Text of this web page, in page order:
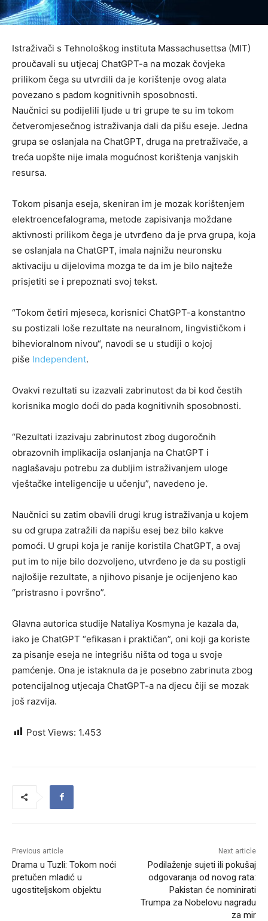
Istraživači s Tehnološkog instituta Massachusettsa (MIT)
proučavali su utjecaj ChatGPT-a na mozak čovjeka
prilikom čega su utvrdili da je korištenje ovog alata
povezano s padom kognitivnih sposobnosti.
Naučnici su podijelili ljude u tri grupe te su im tokom
četveromjesečnog istraživanja dali da pišu eseje. Jedna
grupa se oslanjala na ChatGPT, druga na pretraživače, a
treća uopšte nije imala mogućnost korištenja vanjskih
resursa.
Tokom pisanja eseja, skeniran im je mozak korištenjem
elektroencefalograma, metode zapisivanja moždane
aktivnosti prilikom čega je utvrđeno da je prva grupa, koja
se oslanjala na ChatGPT, imala najnižu neuronsku
aktivaciju u dijelovima mozga te da im je bilo najteže
prisjetiti se i prepoznati svoj tekst.
“Tokom četiri mjeseca, korisnici ChatGPT-a konstantno
su postizali loše rezultate na neuralnom, lingvističkom i
bihevioralnom nivou“, navodi se u studiji o kojoj
piše Independent.
Ovakvi rezultati su izazvali zabrinutost da bi kod čestih
korisnika moglo doći do pada kognitivnih sposobnosti.
“Rezultati izazivaju zabrinutost zbog dugoročnih
obrazovnih implikacija oslanjanja na ChatGPT i
naglašavaju potrebu za dubljim istraživanjem uloge
vještačke inteligencije u učenju”, navedeno je.
Naučnici su zatim obavili drugi krug istraživanja u kojem
su od grupa zatražili da napišu esej bez bilo kakve
pomoći. U grupi koja je ranije koristila ChatGPT, a ovaj
put im to nije bilo dozvoljeno, utvrđeno je da su postigli
najlošije rezultate, a njihovo pisanje je ocijenjeno kao
“pristrasno i površno”.
Glavna autorica studije Nataliya Kosmyna je kazala da,
iako je ChatGPT “efikasan i praktičan”, oni koji ga koriste
za pisanje eseja ne integrišu ništa od toga u svoje
pamćenje. Ona je istaknula da je posebno zabrinuta zbog
potencijalnog utjecaja ChatGPT-a na djecu čiji se mozak
još razvija.
Post Views: 1.453
Previous article
Drama u Tuzli: Tokom noći
pretučen mladić u
ugostiteljskom objektu
Next article
Podilaženje sujeti ili pokušaj
odgovaranja od novog rata:
Pakistan će nominirati
Trumpa za Nobelovu nagradu
za mir